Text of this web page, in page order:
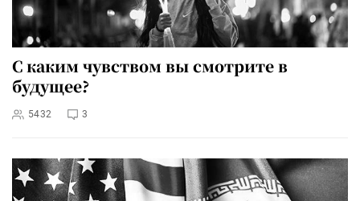
С каким чувством вы смотрите в
будущее?
5432 3